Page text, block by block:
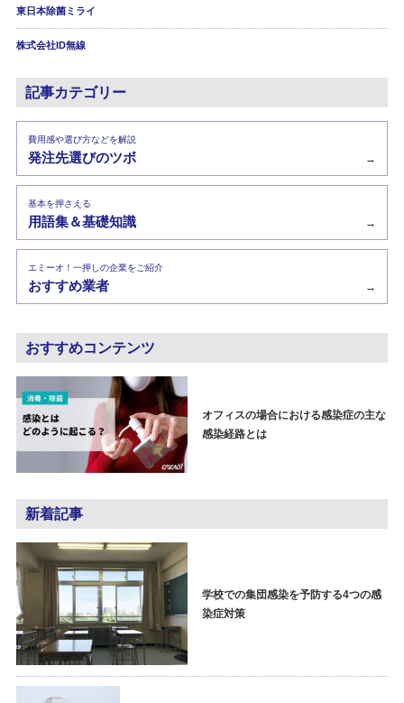
東日本除菌ミライ
株式会社ID無線
記事カテゴリー
費用感や選び方などを解説
発注先選びのツボ →
基本を押さえる
用語集＆基礎知識 →
エミーオ！一押しの企業をご紹介
おすすめ業者 →
おすすめコンテンツ
オフィスの場合における感染症の主な
感染経路とは
新着記事
学校での集団感染を予防する4つの感
染症対策